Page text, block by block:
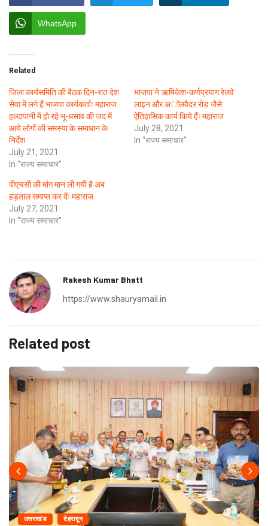
WhatsApp
Related
जिला कार्यसमिति की बैठक दिन-रात देश
सेवा में लगे हैं भाजपा कार्यकर्ताः महाराज
हल्दापानी में हो रहे भू-धसाव की जद में
आये लोगों की समस्या के समाधान के
निर्देश
July 21, 2021
In "राज्य समाचार"
भाजपा ने ऋषिकेश-कर्णप्रयाग रेलवे
लाइन और अॉलवैदर रोड़ जैसे
ऐतिहासिक कार्य किये हैंः महाराज
July 28, 2021
In "राज्य समाचार"
पीएचसी की मांग मान ली गयी है अब
हड़ताल समाप्त कर देंः महाराज
July 27, 2021
In "राज्य समाचार"
Rakesh Kumar Bhatt
https://www.shauryamail.in
Related post
उत्तराखंड देहरादून